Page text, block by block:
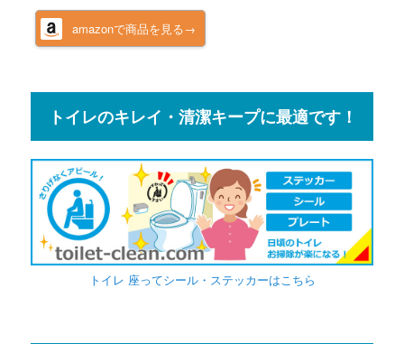
amazonで商品を見る→
トイレのキレイ・清潔キープに最適です！
トイレ 座ってシール・ステッカーはこちら